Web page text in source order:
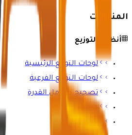
المنتجات
أنظمة التوزيع
لوحات التوزيع الرئيسية
لوحات التوزيع الفرعية
تصحيح معامل القدرة
حجرة الباسبار
أعمدة التغذية